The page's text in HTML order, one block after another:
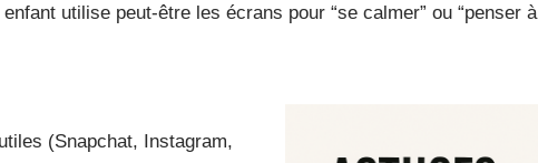
enfant utilise peut-être les écrans pour “se calmer” ou “penser à
(Snapchat, Instagram,